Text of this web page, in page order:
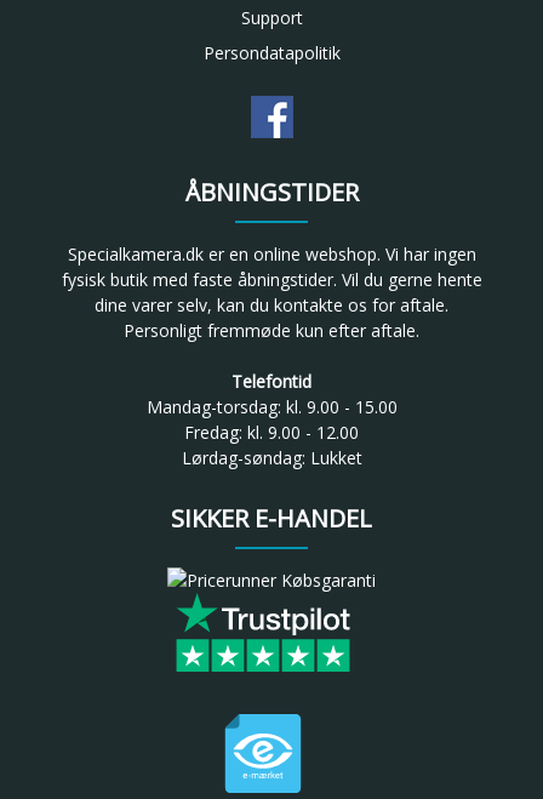
Support
Persondatapolitik
ÅBNINGSTIDER
Specialkamera.dk er en online webshop. Vi har ingen
fysisk butik med faste åbningstider. Vil du gerne hente
dine varer selv, kan du kontakte os for aftale.
Personligt fremmøde kun efter aftale.
Telefontid
Mandag-torsdag: kl. 9.00 - 15.00
Fredag: kl. 9.00 - 12.00
Lørdag-søndag: Lukket
SIKKER E-HANDEL